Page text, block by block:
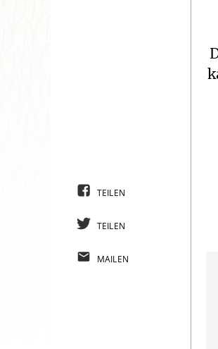
TEILEN
TEILEN
MAILEN